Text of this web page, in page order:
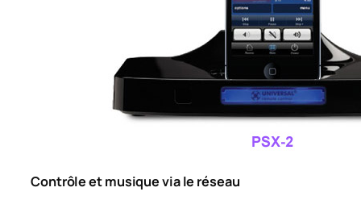
Contrôle et musique via le réseau